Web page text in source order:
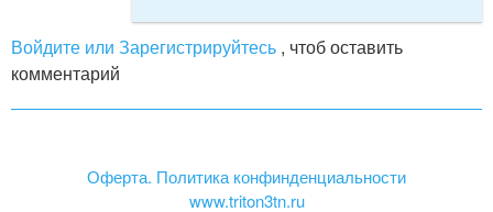
Войдите или Зарегистрируйтесь , чтоб оставить
комментарий
Оферта. Политика конфинденциальности
www.triton3tn.ru